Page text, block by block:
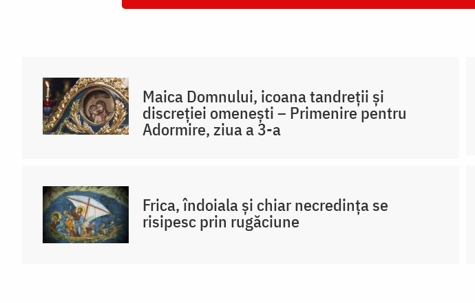
Maica Domnului, icoana tandreții și
discreției omenești – Primenire pentru
Adormire, ziua a 3-a
Frica, îndoiala și chiar necredința se
risipesc prin rugăciune